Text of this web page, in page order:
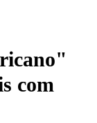
com